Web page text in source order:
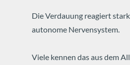
Die Verdauung reagiert
autonome Nervensystem.
Viele kennen das aus dem